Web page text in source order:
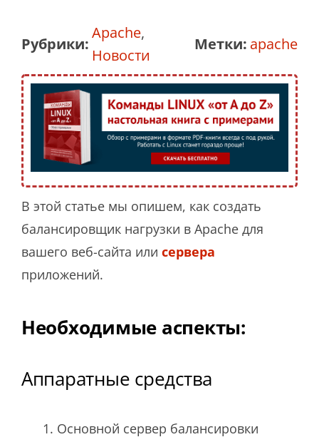
Рубрики:
Apache,
Новости
Метки: apache
В этой статье мы опишем, как создать
балансировщик нагрузки в Apache для
вашего веб-сайта или сервера
приложений.
Необходимые аспекты:
Аппаратные средства
Основной сервер балансировки